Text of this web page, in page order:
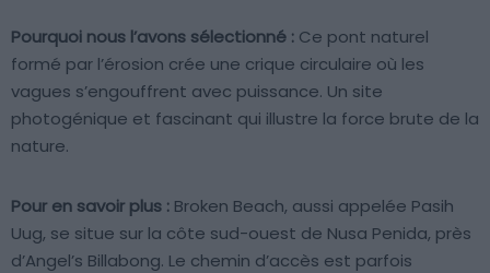
Pourquoi nous l’avons sélectionné : Ce pont naturel
formé par l’érosion crée une crique circulaire où les
vagues s’engouffrent avec puissance. Un site
photogénique et fascinant qui illustre la force brute de la
nature.
Pour en savoir plus : Broken Beach, aussi appelée Pasih
Uug, se situe sur la côte sud-ouest de Nusa Penida, près
d’Angel’s Billabong. Le chemin d’accès est parfois